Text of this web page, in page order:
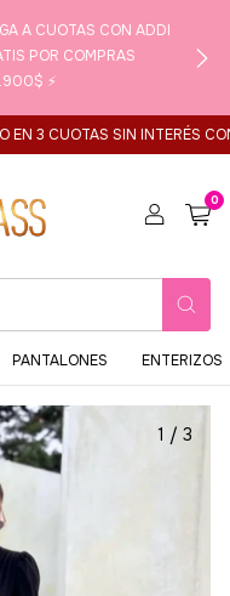
A CUOTAS CON ADDI
POR COMPRAS
⚡
SIN INTERÉS CON ADDI
0
PANTALONES ENTERIZOS
1 / 3